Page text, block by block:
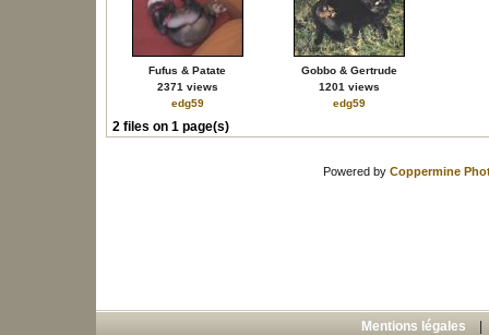
Fufus & Patate
2371 views
edg59
Gobbo & Gertrude
1201 views
edg59
2 files on 1 page(s)
Powered by Coppermine
Mentions légales